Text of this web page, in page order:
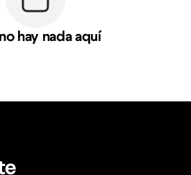
hay nada aquí